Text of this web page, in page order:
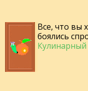
Все, что вы
боялись
Кулинарный